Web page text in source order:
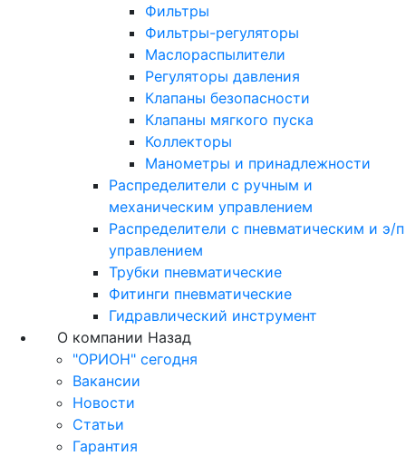
Фильтры
Фильтры-регуляторы
Маслораспылители
Регуляторы давления
Клапаны безопасности
Клапаны мягкого пуска
Коллекторы
Манометры и принадлежности
Распределители с ручным и
механическим управлением
Распределители с пневматическим и э/п
управлением
Трубки пневматические
Фитинги пневматические
Гидравлический инструмент
О компании Назад
"ОРИОН" сегодня
Вакансии
Новости
Статьи
Гарантия